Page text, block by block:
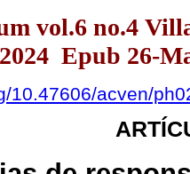
vol.6 no.4
Epub 26-
10.47606/acven/